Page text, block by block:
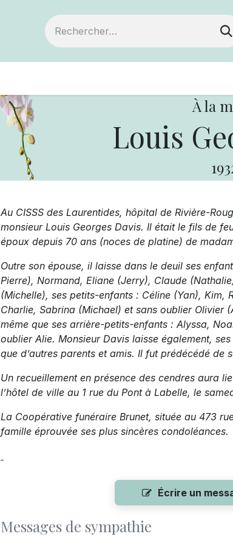
À la
Louis
Au CISSS des Laurentides, hôpital de Rivière-
monsieur Louis Georges Davis. Il était le fils de
époux depuis 70 ans (noces de platine) de
Outre son épouse, il laisse dans le deuil ses
Pierre), Normand, Eliane (Jerry), Claude
(Michelle), ses petits-enfants : Céline (Yan), Kim,
Charlie, Sabrina (Michael) et sans oublier Olivier
même que ses arrière-petits-enfants : Alyssa,
oublier Alie. Monsieur Davis laisse également,
que d’autres parents et amis. Il fut prédécédé de
Un recueillement en présence des cendres aura
l’hôtel de ville au 1 rue du Pont à Labelle, le
La Coopérative funéraire Brunet, située au 473
famille éprouvée ses plus sincères condoléances.
Écrire un
Messages de sympathie